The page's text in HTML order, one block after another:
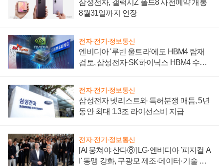
삼성전자, 갤럭시Z 폴드8 사전예약 개통
8월31일까지 연장
전자·전기·정보통신
엔비디아 '루빈 울트라'에도 HBM4 탑재
검토, 삼성전자·SK하이닉스 HBM4 수율
전자·전기·정보통신
삼성전자 넷리스트와 특허분쟁 매듭, 5년
동안 최대 1.3조 라이선스비 지급
전자·전기·정보통신
[AI 뭉쳐야 산다⑧] LG·엔비디아 '피지컬 A
I' 동맹 강화, 구광모 제조·데이터·기술 결